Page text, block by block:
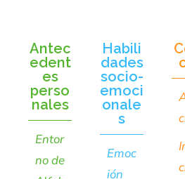
Antec
edent
es
perso
nales
Entor
no de
Habili
dades
socio-
emoci
onale
s
Emoc
ión